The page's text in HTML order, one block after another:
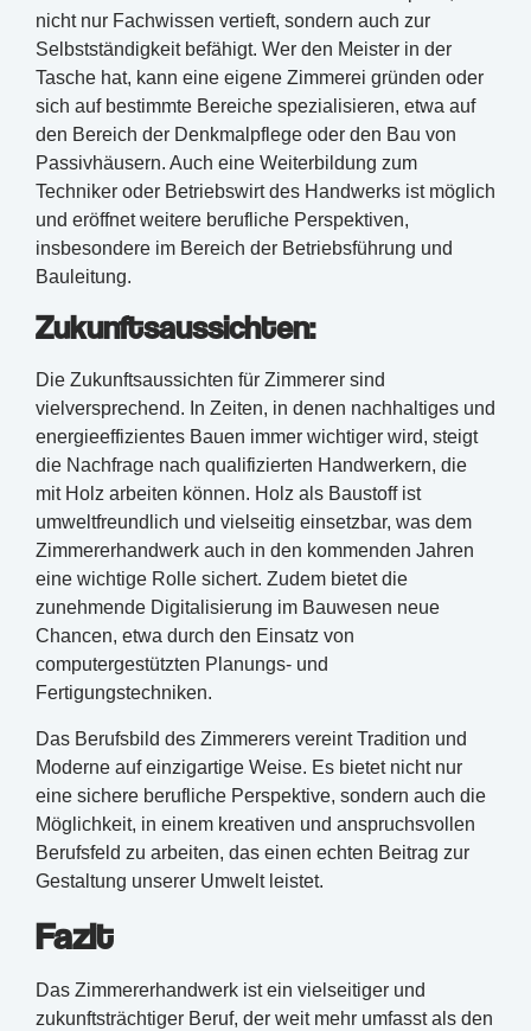
nicht nur Fachwissen vertieft, sondern auch zur
Selbstständigkeit befähigt. Wer den Meister in der
Tasche hat, kann eine eigene Zimmerei gründen oder
sich auf bestimmte Bereiche spezialisieren, etwa auf
den Bereich der Denkmalpflege oder den Bau von
Passivhäusern. Auch eine Weiterbildung zum
Techniker oder Betriebswirt des Handwerks ist möglich
und eröffnet weitere berufliche Perspektiven,
insbesondere im Bereich der Betriebsführung und
Bauleitung.
Zukunftsaussichten:
Die Zukunftsaussichten für Zimmerer sind
vielversprechend. In Zeiten, in denen nachhaltiges und
energieeffizientes Bauen immer wichtiger wird, steigt
die Nachfrage nach qualifizierten Handwerkern, die
mit Holz arbeiten können. Holz als Baustoff ist
umweltfreundlich und vielseitig einsetzbar, was dem
Zimmererhandwerk auch in den kommenden Jahren
eine wichtige Rolle sichert. Zudem bietet die
zunehmende Digitalisierung im Bauwesen neue
Chancen, etwa durch den Einsatz von
computergestützten Planungs- und
Fertigungstechniken.
Das Berufsbild des Zimmerers vereint Tradition und
Moderne auf einzigartige Weise. Es bietet nicht nur
eine sichere berufliche Perspektive, sondern auch die
Möglichkeit, in einem kreativen und anspruchsvollen
Berufsfeld zu arbeiten, das einen echten Beitrag zur
Gestaltung unserer Umwelt leistet.
Fazit
Das Zimmererhandwerk ist ein vielseitiger und
zukunftsträchtiger Beruf, der weit mehr umfasst als den